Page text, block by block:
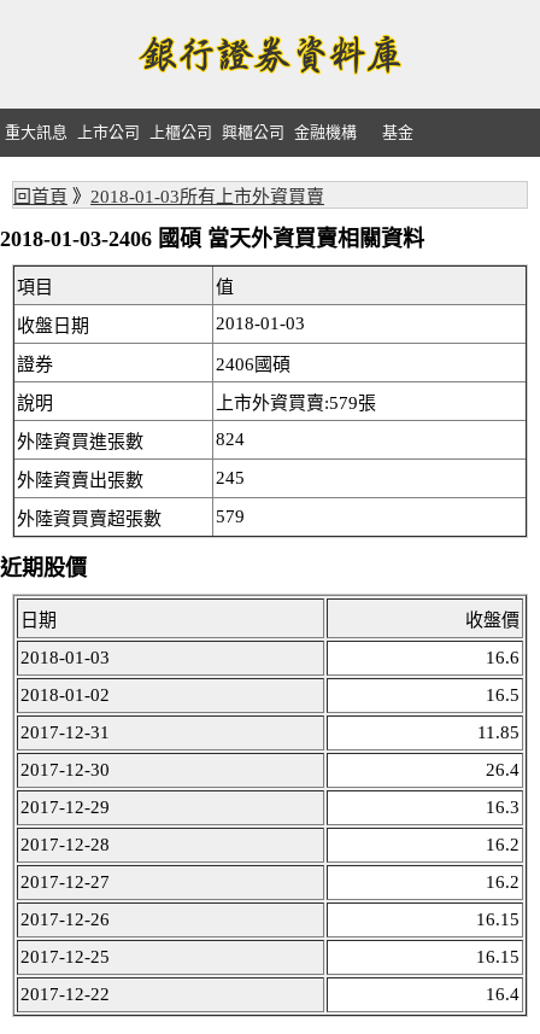
重大訊息 上市公司 上櫃公司 興櫃公司 金融機構 基金
回首頁 》 2018-01-03所有上市外資買賣
2018-01-03-2406 國碩 當天外資買賣相關資料
項目
值
收盤日期
2018-01-03
證券
2406國碩
說明
上市外資買賣:579張
外陸資買進張數
824
外陸資賣出張數 245
外陸資買賣超張數 579
近期股價
日期
收盤價
2018-01-03
16.6
2018-01-02
16.5
2017-12-31
11.85
2017-12-30
26.4
2017-12-29
16.3
2017-12-28
16.2
2017-12-27
16.2
2017-12-26
16.15
2017-12-25
16.15
2017-12-22
16.4